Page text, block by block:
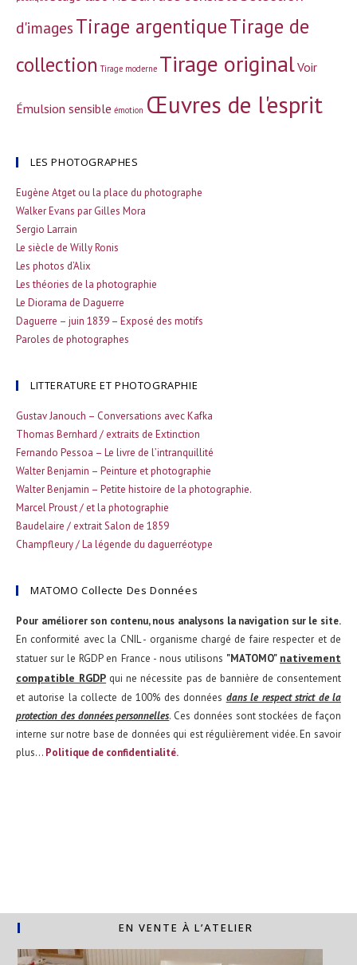
d'images Tirage argentiqueTirage de
collection Tirage moderne Tirage originalVoir
Émulsion sensible émotion Œuvres de l'esprit
LES PHOTOGRAPHES
Eugène Atget ou la place du photographe
Walker Evans par Gilles Mora
Sergio Larrain
Le siècle de Willy Ronis
Les photos d’Alix
Les théories de la photographie
Le Diorama de Daguerre
Daguerre – juin 1839 – Exposé des motifs
Paroles de photographes
LITTERATURE ET PHOTOGRAPHIE
Gustav Janouch – Conversations avec Kafka
Thomas Bernhard / extraits de Extinction
Fernando Pessoa – Le livre de l’intranquillité
Walter Benjamin – Peinture et photographie
Walter Benjamin – Petite histoire de la photographie.
Marcel Proust / et la photographie
Baudelaire / extrait Salon de 1859
Champfleury / La légende du daguerréotype
MATOMO Collecte Des Données
Pour améliorer son contenu, nous analysons la navigation sur le site.
En conformité avec la CNIL - organisme chargé de faire respecter et de
statuer sur le RGDP en France - nous utilisons "MATOMO" nativement
compatible RGDP qui ne nécessite pas de bannière de consentement
et autorise la collecte de 100% des données dans le respect strict de la
protection des données personnelles. Ces données sont stockées de façon
interne sur notre base de données qui est régulièrement vidée. En savoir
plus... Politique de confidentialité.
EN VENTE À L’ATELIER